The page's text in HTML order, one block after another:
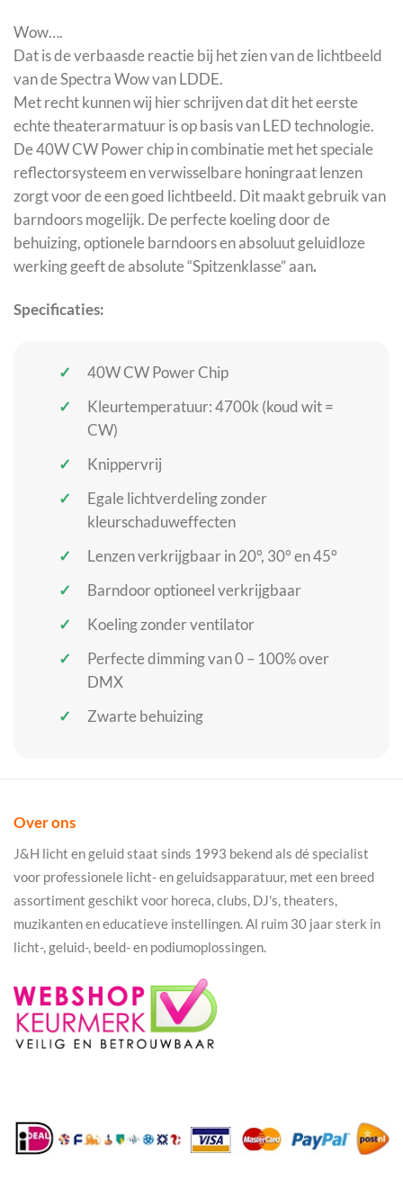
Wow….
Dat is de verbaasde reactie bij het zien van de lichtbeeld
van de Spectra Wow van LDDE.
Met recht kunnen wij hier schrijven dat dit het eerste
echte theaterarmatuur is op basis van LED technologie.
De 40W CW Power chip in combinatie met het speciale
reflectorsysteem en verwisselbare honingraat lenzen
zorgt voor de een goed lichtbeeld. Dit maakt gebruik van
barndoors mogelijk. De perfecte koeling door de
behuizing, optionele barndoors en absoluut geluidloze
werking geeft de absolute “Spitzenklasse” aan.
Specificaties:
40W CW Power Chip
Kleurtemperatuur: 4700k (koud wit =
CW)
Knippervrij
Egale lichtverdeling zonder
kleurschaduweffecten
Lenzen verkrijgbaar in 20°, 30° en 45°
Barndoor optioneel verkrijgbaar
Koeling zonder ventilator
Perfecte dimming van 0 – 100% over
DMX
Zwarte behuizing
Over ons
J&H licht en geluid staat sinds 1993 bekend als dé specialist
voor professionele licht- en geluidsapparatuur, met een breed
assortiment geschikt voor horeca, clubs, DJ's, theaters,
muzikanten en educatieve instellingen. Al ruim 30 jaar sterk in
licht-, geluid-, beeld- en podiumoplossingen.